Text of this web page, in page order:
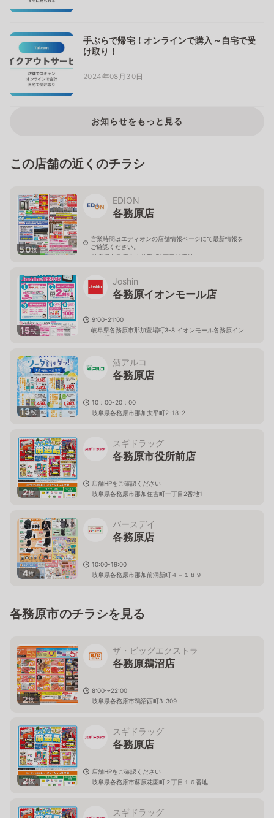
手ぶらで帰宅！オンラインで購入～自宅で受
け取り！
2024年08月30日
お知らせをもっと見る
この店舗の近くのチラシ
50枚
EDION
各務原店
営業時間はエディオンの店舗情報ページにて最新情報を
ご確認ください。
岐阜県各務原市小佐野町2丁目12番地
15枚
Joshin
各務原イオンモール店
9:00-21:00
岐阜県各務原市那加萱場町3-8 イオンモール各務原イン
ター1F
13枚
酒アルコ
各務原店
10：00-20：00
岐阜県各務原市那加太平町2-18-2
2枚
スギドラッグ
各務原市役所前店
店舗HPをご確認ください
岐阜県各務原市那加住吉町一丁目2番地1
4枚
バースデイ
各務原店
10:00-19:00
岐阜県各務原市那加前洞新町４－１８９
各務原市のチラシを見る
2枚
ザ・ビッグエクストラ
各務原鵜沼店
8:00〜22:00
岐阜県各務原市鵜沼西町3-309
2枚
スギドラッグ
各務原店
店舗HPをご確認ください
岐阜県各務原市蘇原花園町２丁目１６番地
スギドラッグ